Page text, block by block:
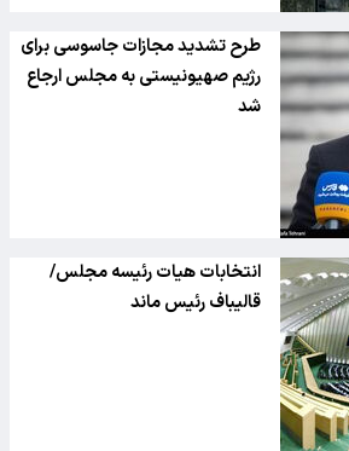
طرح تشدید مجازات جاسوسی برای
رژیم صهیونیستی به مجلس ارجاع
شد
انتخابات هیات رئیسه مجلس/
قالیباف رئیس ماند